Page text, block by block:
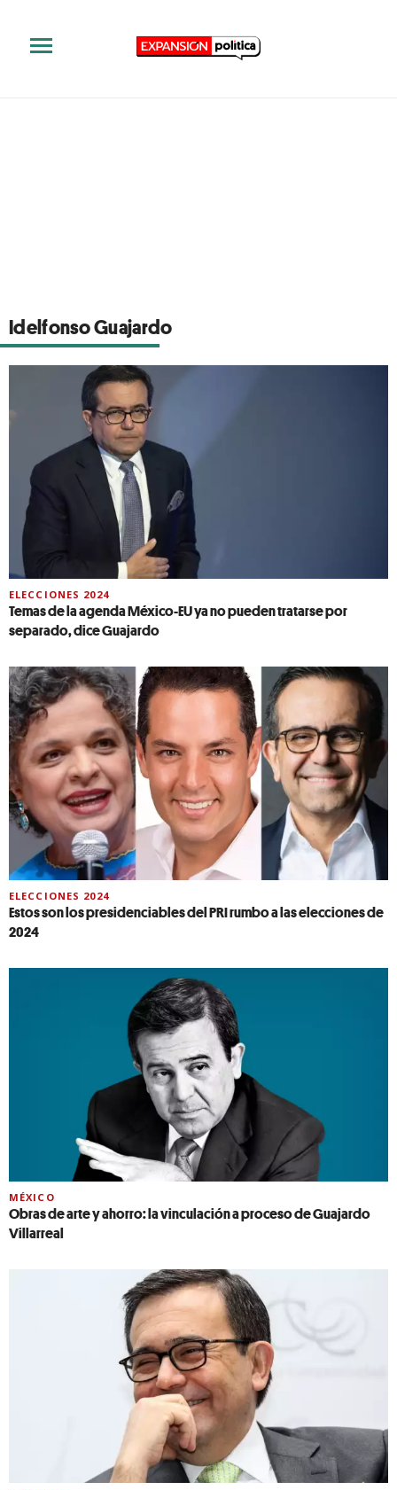
Idelfonso Guajardo
ELECCIONES 2024
Temas de la agenda México-EU ya no pueden tratarse por
separado, dice Guajardo
ELECCIONES 2024
Estos son los presidenciables del PRI rumbo a las elecciones de
2024
MÉXICO
Obras de arte y ahorro: la vinculación a proceso de Guajardo
Villarreal